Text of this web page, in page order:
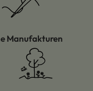
Manufakturen